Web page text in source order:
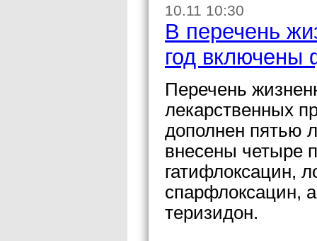
10.11 10:30
В перечень
год включены
Перечень
лекарственных
дополнен пятью
внесены четыре
гатифлоксацин,
спарфлоксацин,
теризидон.